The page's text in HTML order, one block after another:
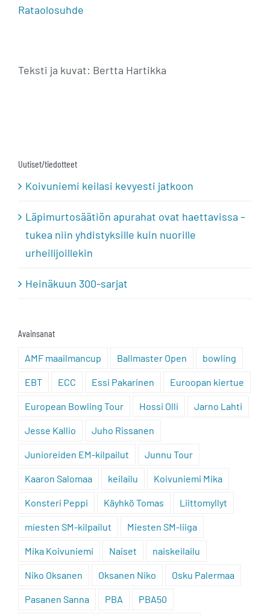
Rataolosuhde
Teksti ja kuvat: Bertta Hartikka
Uutiset/tiedotteet
Koivuniemi keilasi kevyesti jatkoon
Läpimurtosäätiön apurahat ovat haettavissa –
tukea niin yhdistyksille kuin nuorille
urheilijoillekin
Heinäkuun 300-sarjat
Avainsanat
AMF maailmancup Ballmaster Open bowling
EBT ECC Essi Pakarinen Euroopan kiertue
European Bowling Tour Hossi Olli Jarno Lahti
Jesse Kallio Juho Rissanen
Junioreiden EM-kilpailut Junnu Tour
Kaaron Salomaa keilailu Koivuniemi Mika
Konsteri Peppi Käyhkö Tomas Liittomyllyt
miesten SM-kilpailut Miesten SM-liiga
Mika Koivuniemi Naiset naiskeilailu
Niko Oksanen Oksanen Niko Osku Palermaa
Pasanen Sanna PBA PBA50